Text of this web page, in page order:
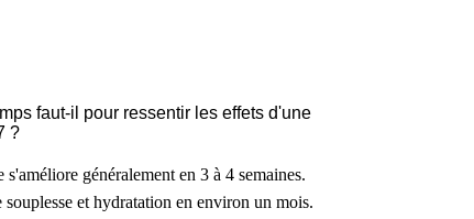
faut-il pour ressentir les effets d'une
?
généralement en 3 à 4 semaines.
et hydratation en environ un mois.